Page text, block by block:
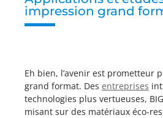
impression grand
Eh bien, l’avenir est prometteur
grand format. Des entreprises
technologies plus vertueuses,
misant sur des matériaux éco-